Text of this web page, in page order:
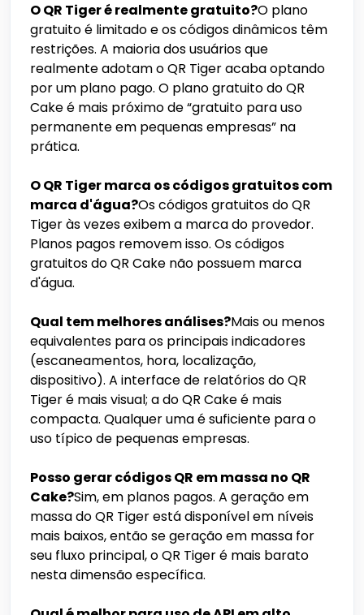
O QR Tiger é realmente gratuito?O plano
gratuito é limitado e os códigos dinâmicos têm
restrições. A maioria dos usuários que
realmente adotam o QR Tiger acaba optando
por um plano pago. O plano gratuito do QR
Cake é mais próximo de “gratuito para uso
permanente em pequenas empresas” na
prática.
O QR Tiger marca os códigos gratuitos com
marca d'água?Os códigos gratuitos do QR
Tiger às vezes exibem a marca do provedor.
Planos pagos removem isso. Os códigos
gratuitos do QR Cake não possuem marca
d'água.
Qual tem melhores análises?Mais ou menos
equivalentes para os principais indicadores
(escaneamentos, hora, localização,
dispositivo). A interface de relatórios do QR
Tiger é mais visual; a do QR Cake é mais
compacta. Qualquer uma é suficiente para o
uso típico de pequenas empresas.
Posso gerar códigos QR em massa no QR
Cake?Sim, em planos pagos. A geração em
massa do QR Tiger está disponível em níveis
mais baixos, então se geração em massa for
seu fluxo principal, o QR Tiger é mais barato
nesta dimensão específica.